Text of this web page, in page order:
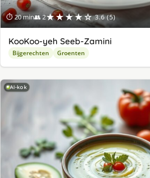
⏱ 20 min👥 2★★★★☆ 3.6 (5)
KooKoo-yeh Seeb-Zamini
Bijgerechten Groenten
AI-kok